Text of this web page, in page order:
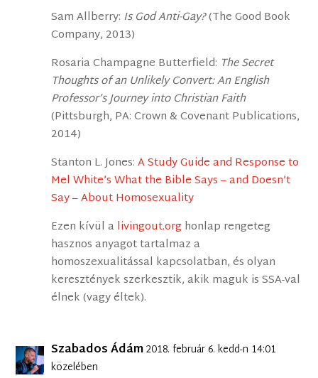
Sam Allberry: Is God Anti-Gay?(The Good Book
Company, 2013)
Rosaria Champagne Butterfield: The Secret
Thoughts of an Unlikely Convert: An English
Professor’s Journey into Christian Faith
(Pittsburgh, PA: Crown & Covenant Publications,
2014)
Stanton L. Jones:A Study Guide and Response to
Mel White’s What the Bible Says – and Doesn’t
Say – About Homosexuality
Ezen kívül alivingout.orghonlap rengeteg
hasznos anyagot tartalmaz a
homoszexualitással kapcsolatban, és olyan
keresztények szerkesztik, akik maguk is SSA-val
élnek (vagy éltek).
Szabados Ádám2018. február 6. kedd-n 14:01
közelében